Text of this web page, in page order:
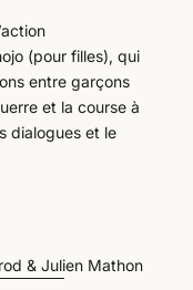
(pour filles), qui
entre garçons
et la course à
dialogues et le
& Julien Mathon